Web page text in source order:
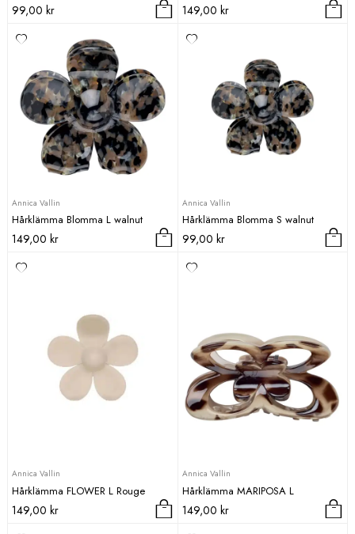
99,00 kr 149,00 kr
Annica Vallin
Hårklämma Blomma L walnut
149,00 kr
Annica Vallin
Hårklämma Blomma S walnut
99,00 kr
Annica Vallin
Hårklämma FLOWER L Rouge
149,00 kr
Annica Vallin
Hårklämma MARIPOSA L
149,00 kr